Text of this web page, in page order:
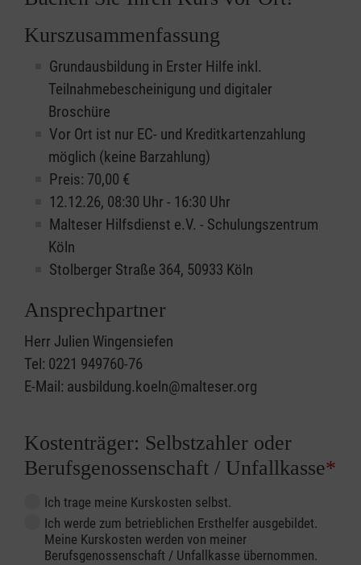
Kurszusammenfassung
Grundausbildung in Erster Hilfe inkl.
Teilnahmebescheinigung und digitaler
Broschüre
Vor Ort ist nur EC- und Kreditkartenzahlung
möglich (keine Barzahlung)
Preis: 70,00 €
12.12.26, 08:30 Uhr - 16:30 Uhr
Malteser Hilfsdienst e.V. - Schulungszentrum
Köln
Stolberger Straße 364, 50933 Köln
Ansprechpartner
Herr Julien Wingensiefen
Tel: 0221 949760-76
E-Mail: ausbildung.koeln@malteser.org
Kostenträger: Selbstzahler oder
Berufsgenossenschaft / Unfallkasse*
Ich trage meine Kurskosten selbst.
Ich werde zum betrieblichen Ersthelfer ausgebildet.
Meine Kurskosten werden von meiner
Berufsgenossenschaft / Unfallkasse übernommen.